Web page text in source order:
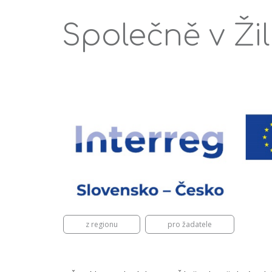
Společně v
z regionu pro žadatele